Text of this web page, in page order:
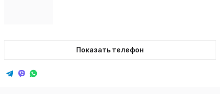
Показать телефон